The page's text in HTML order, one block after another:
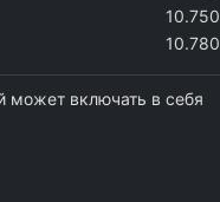
10.750
10.780
может включать в себя